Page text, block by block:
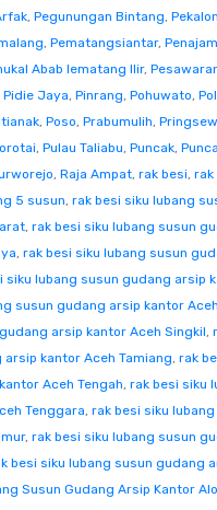
, Pegunungan Bintang,
, Pematangsiantar,
Abab lematang Ilir,
Pidie Jaya, Pinrang, Pohuwato,
, Poso, Prabumulih,
, Pulau Taliabu, Puncak,
, Raja Ampat, rak besi, rak
5 susun, rak besi siku lubang
, rak besi siku lubang susun
, rak besi siku lubang susun
siku lubang susun gudang arsip
susun gudang arsip kantor
arsip kantor Aceh Singkil,
kantor Aceh Tamiang, rak
Aceh Tengah, rak besi siku
Tenggara, rak besi siku
, rak besi siku lubang susun
besi siku lubang susun gudang
Susun Gudang Arsip Kantor